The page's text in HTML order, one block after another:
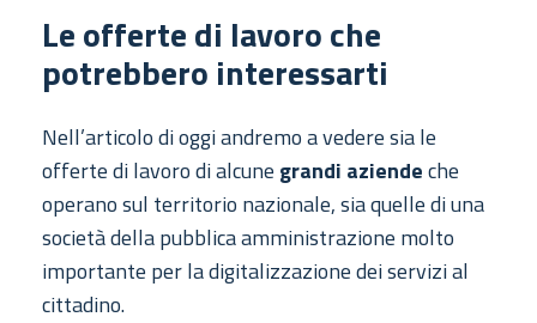
Le offerte di lavoro che
potrebbero interessarti
Nell’articolo di oggi andremo a vedere sia le
offerte di lavoro di alcune grandi aziendeche
operano sul territorio nazionale, sia quelle di una
società della pubblica amministrazione molto
importante per la digitalizzazione dei servizi al
cittadino.